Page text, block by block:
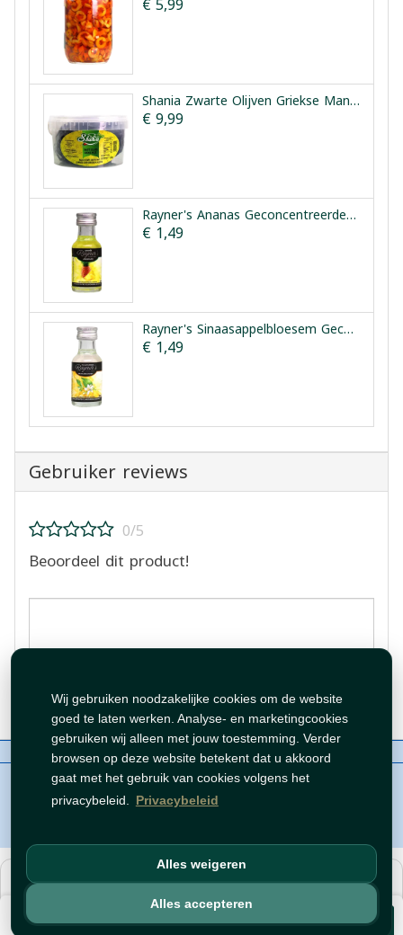
Wij gebruiken noodzakelijke cookies om de website
goed te laten werken. Analyse- en marketingcookies
gebruiken wij alleen met jouw toestemming. Verder
browsen op deze website betekent dat u akkoord
gaat met het gebruik van cookies volgens het
privacybeleid. Privacybeleid
Alles weigeren
Alles accepteren
€ 3,59 Voeg toe
Shania Zwarte Olijven Griekse Manier 1.5kg
€ 9,99
Rayner's Ananas Geconcentreerde Smaakessentie 25ml
€ 1,49
Rayner's Sinaasappelbloesem Geconcentreerde Smaakessentie 28ml
€ 1,49
Gebruiker reviews
0/5
Beoordeel dit product!
Beoordeling plaatsen
Over ons Beleid
WhatsAppen
auteursrechten©Tawfeer 2018-2026
هذا متجر جملة. الأسعار وميزات الشراء متاحة فقط للحساباتالمسجّلة
والمفعّلة
سجّل دخولأوافتح حساب .